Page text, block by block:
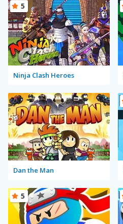
Ninja Clash Heroes
5
Dan the Man
5